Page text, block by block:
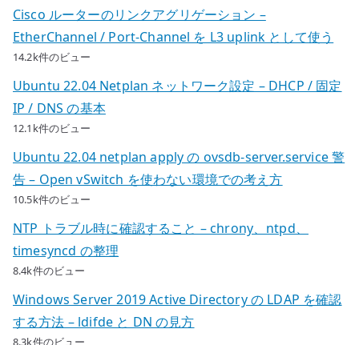
Cisco ルーターのリンクアグリゲーション –
EtherChannel / Port-Channel を L3 uplink として使う
14.2k件のビュー
Ubuntu 22.04 Netplan ネットワーク設定 – DHCP / 固定
IP / DNS の基本
12.1k件のビュー
Ubuntu 22.04 netplan apply の ovsdb-server.service 警
告 – Open vSwitch を使わない環境での考え方
10.5k件のビュー
NTP トラブル時に確認すること – chrony、ntpd、
timesyncd の整理
8.4k件のビュー
Windows Server 2019 Active Directory の LDAP を確認
する方法 – ldifde と DN の見方
8.3k件のビュー